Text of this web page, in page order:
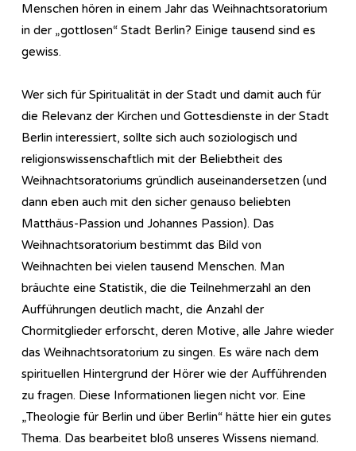
Menschen hören in einem Jahr das Weihnachtsoratorium
in der „gottlosen“ Stadt Berlin? Einige tausend sind es
gewiss.
Wer sich für Spiritualität in der Stadt und damit auch für
die Relevanz der Kirchen und Gottesdienste in der Stadt
Berlin interessiert, sollte sich auch soziologisch und
religionswissenschaftlich mit der Beliebtheit des
Weihnachtsoratoriums gründlich auseinandersetzen (und
dann eben auch mit den sicher genauso beliebten
Matthäus-Passion und Johannes Passion). Das
Weihnachtsoratorium bestimmt das Bild von
Weihnachten bei vielen tausend Menschen. Man
bräuchte eine Statistik, die die Teilnehmerzahl an den
Aufführungen deutlich macht, die Anzahl der
Chormitglieder erforscht, deren Motive, alle Jahre wieder
das Weihnachtsoratorium zu singen. Es wäre nach dem
spirituellen Hintergrund der Hörer wie der Aufführenden
zu fragen. Diese Informationen liegen nicht vor. Eine
„Theologie für Berlin und über Berlin“ hätte hier ein gutes
Thema. Das bearbeitet bloß unseres Wissens niemand.